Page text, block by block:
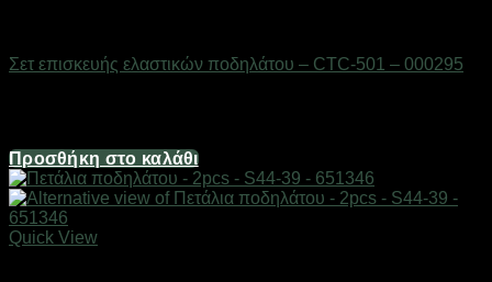
Σετ επισκευής ελαστικών ποδηλάτου – CTC-501 – 000295
Προσθήκη στο καλάθι
Quick View